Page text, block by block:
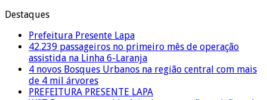
Destaques
Prefeitura Presente Lapa
42.239 passageiros no primeiro mês de operação
assistida na Linha 6-Laranja
4 novos Bosques Urbanos na região central com mais
de 4 mil árvores
PREFEITURA PRESENTE LAPA